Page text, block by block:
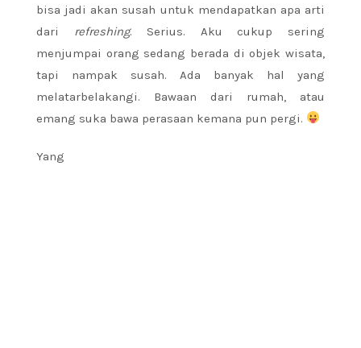
bisa jadi akan susah untuk mendapatkan apa arti
dari refreshing. Serius. Aku cukup sering
menjumpai orang sedang berada di objek wisata,
tapi nampak susah. Ada banyak hal yang
melatarbelakangi. Bawaan dari rumah, atau
emang suka bawa perasaan kemana pun pergi.
Yang